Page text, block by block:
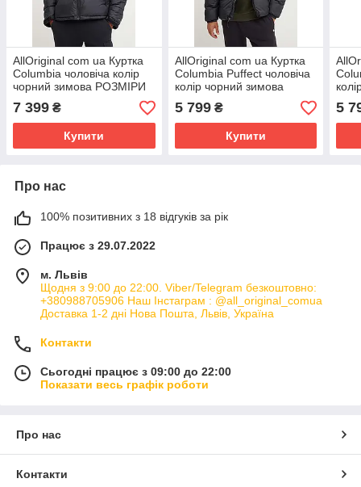
AllOriginal com ua Куртка
Columbia чоловіча колір
чорний зимова РОЗМІРИ
ЗАПИТУЙТЕ
7 399 ₴
Купити
AllOriginal com ua Куртка
Columbia Puffect чоловіча
колір чорний зимова
2086861 РОЗМІРИ
ЗАПИТУЙТЕ
5 799₴
Купити
5
Про нас
100% позитивних з 18 відгуків за рік
Працює з 29.07.2022
м. Львів
Щодня з 9:00 до 22:00. Viber/Telegram безкоштовно:
+380988705906 Наш Інстаграм : @all_original_comua
Доставка 1-2 дні Нова Пошта, Львів, Україна
Контакти
Сьогодні працює з 09:00 до 22:00
Показати весь графік роботи
Про нас
Контакти